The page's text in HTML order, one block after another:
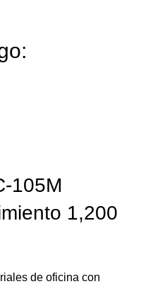
105M
1,200
de oficina con